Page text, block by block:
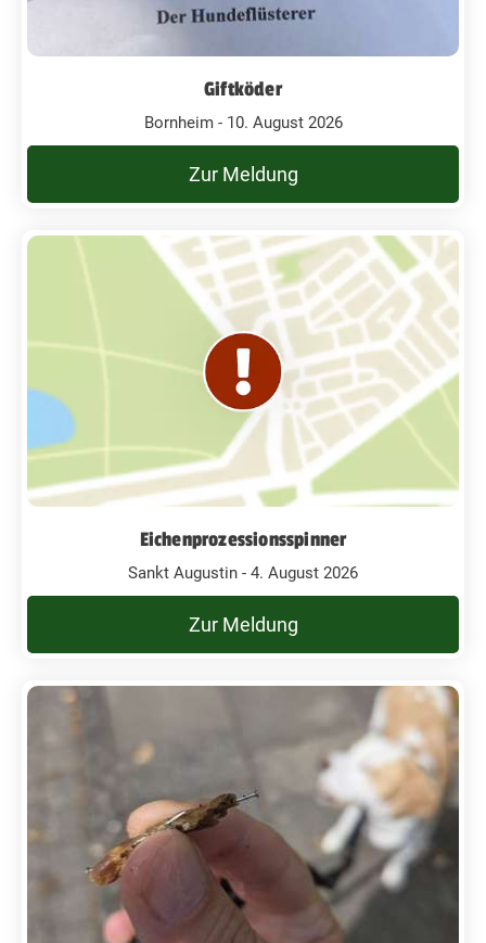
Giftköder
Bornheim - 10. August 2026
Zur Meldung
Eichenprozessionsspinner
Sankt Augustin - 4. August 2026
Zur Meldung